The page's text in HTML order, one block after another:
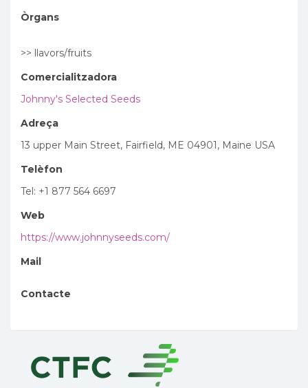
Òrgans
>> llavors/fruits
Comercialitzadora
Johnny's Selected Seeds
Adreça
13 upper Main Street, Fairfield, ME 04901, Maine USA
Telèfon
Tel: +1 877 564 6697
Web
https://www.johnnyseeds.com/
Mail
Contacte